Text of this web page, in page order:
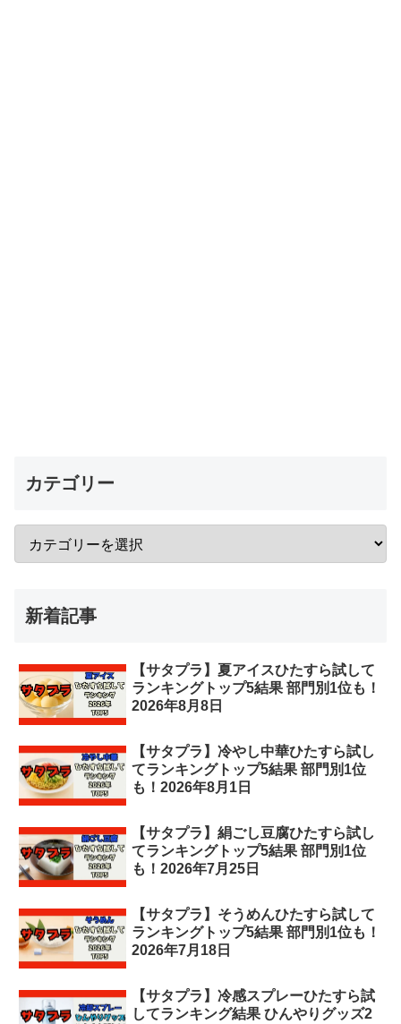
カテゴリー
新着記事
【サタプラ】夏アイスひたすら試して
ランキングトップ5結果 部門別1位も！
2026年8月8日
【サタプラ】冷やし中華ひたすら試し
てランキングトップ5結果 部門別1位
も！2026年8月1日
【サタプラ】絹ごし豆腐ひたすら試し
てランキングトップ5結果 部門別1位
も！2026年7月25日
【サタプラ】そうめんひたすら試して
ランキングトップ5結果 部門別1位も！
2026年7月18日
【サタプラ】冷感スプレーひたすら試
してランキング結果 ひんやりグッズ2